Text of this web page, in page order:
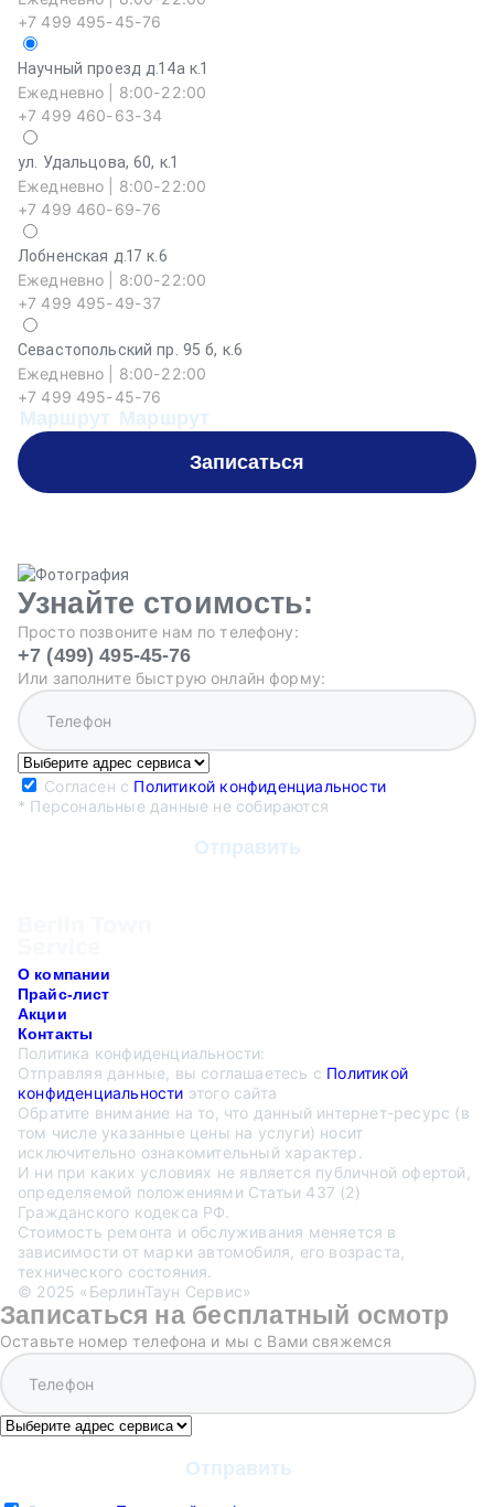
+7 499 495-45-76
Научный проезд д.14а к.1
Ежедневно | 8:00-22:00
+7 499 460-63-34
ул. Удальцова, 60, к.1
Ежедневно | 8:00-22:00
+7 499 460-69-76
Лобненская д.17 к.6
Ежедневно | 8:00-22:00
+7 499 495-49-37
Севастопольский пр. 95 б, к.6
Ежедневно | 8:00-22:00
+7 499 495-45-76
Маршрут Маршрут
Записаться
Узнайте стоимость:
Просто позвоните нам по телефону:
+7 (499) 495-45-76
Или заполните быструю онлайн форму:
Согласен с Политикой конфиденциальности
* Персональные данные не собираются
О компании
Прайс-лист
Акции
Контакты
Политика конфиденциальности:
Отправляя данные, вы соглашаетесь с Политикой
конфиденциальности этого сайта
Обратите внимание на то, что данный интернет-ресурс (в
том числе указанные цены на услуги) носит
исключительно ознакомительный характер.
И ни при каких условиях не является публичной офертой,
определяемой положениями Статьи 437 (2)
Гражданского кодекса РФ.
Стоимость ремонта и обслуживания меняется в
зависимости от марки автомобиля, его возраста,
технического состояния.
© 2025 «БерлинТаун Сервис»
Записаться на бесплатный осмотр
Оставьте номер телефона и мы с Вами свяжемся